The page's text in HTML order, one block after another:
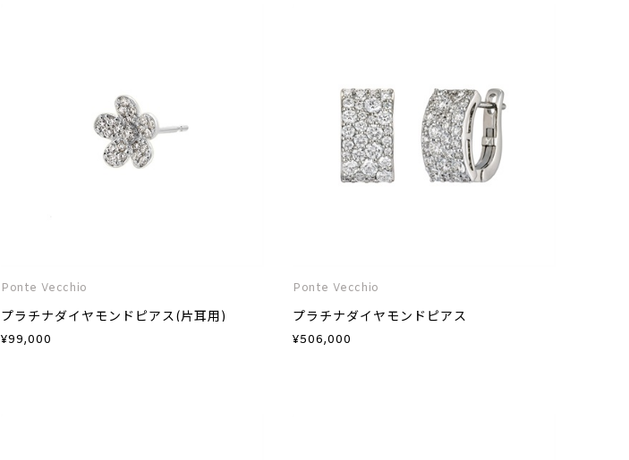
Ponte Vecchio
プラチナダイヤモンドピアス(片耳用)
¥99,000
Ponte Vecchio
プラチナダイヤモンドピアス
¥506,000